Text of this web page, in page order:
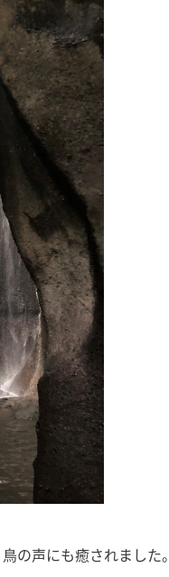
の声にも癒されました